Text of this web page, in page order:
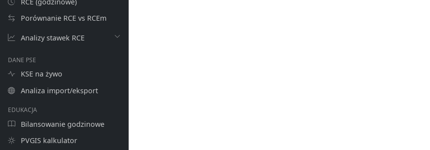
Porównanie RCE vs RCEm
Analizy stawek RCE
DANE PSE
KSE na żywo
Analiza import/eksport
EDUKACJA
Bilansowanie godzinowe
PVGIS kalkulator